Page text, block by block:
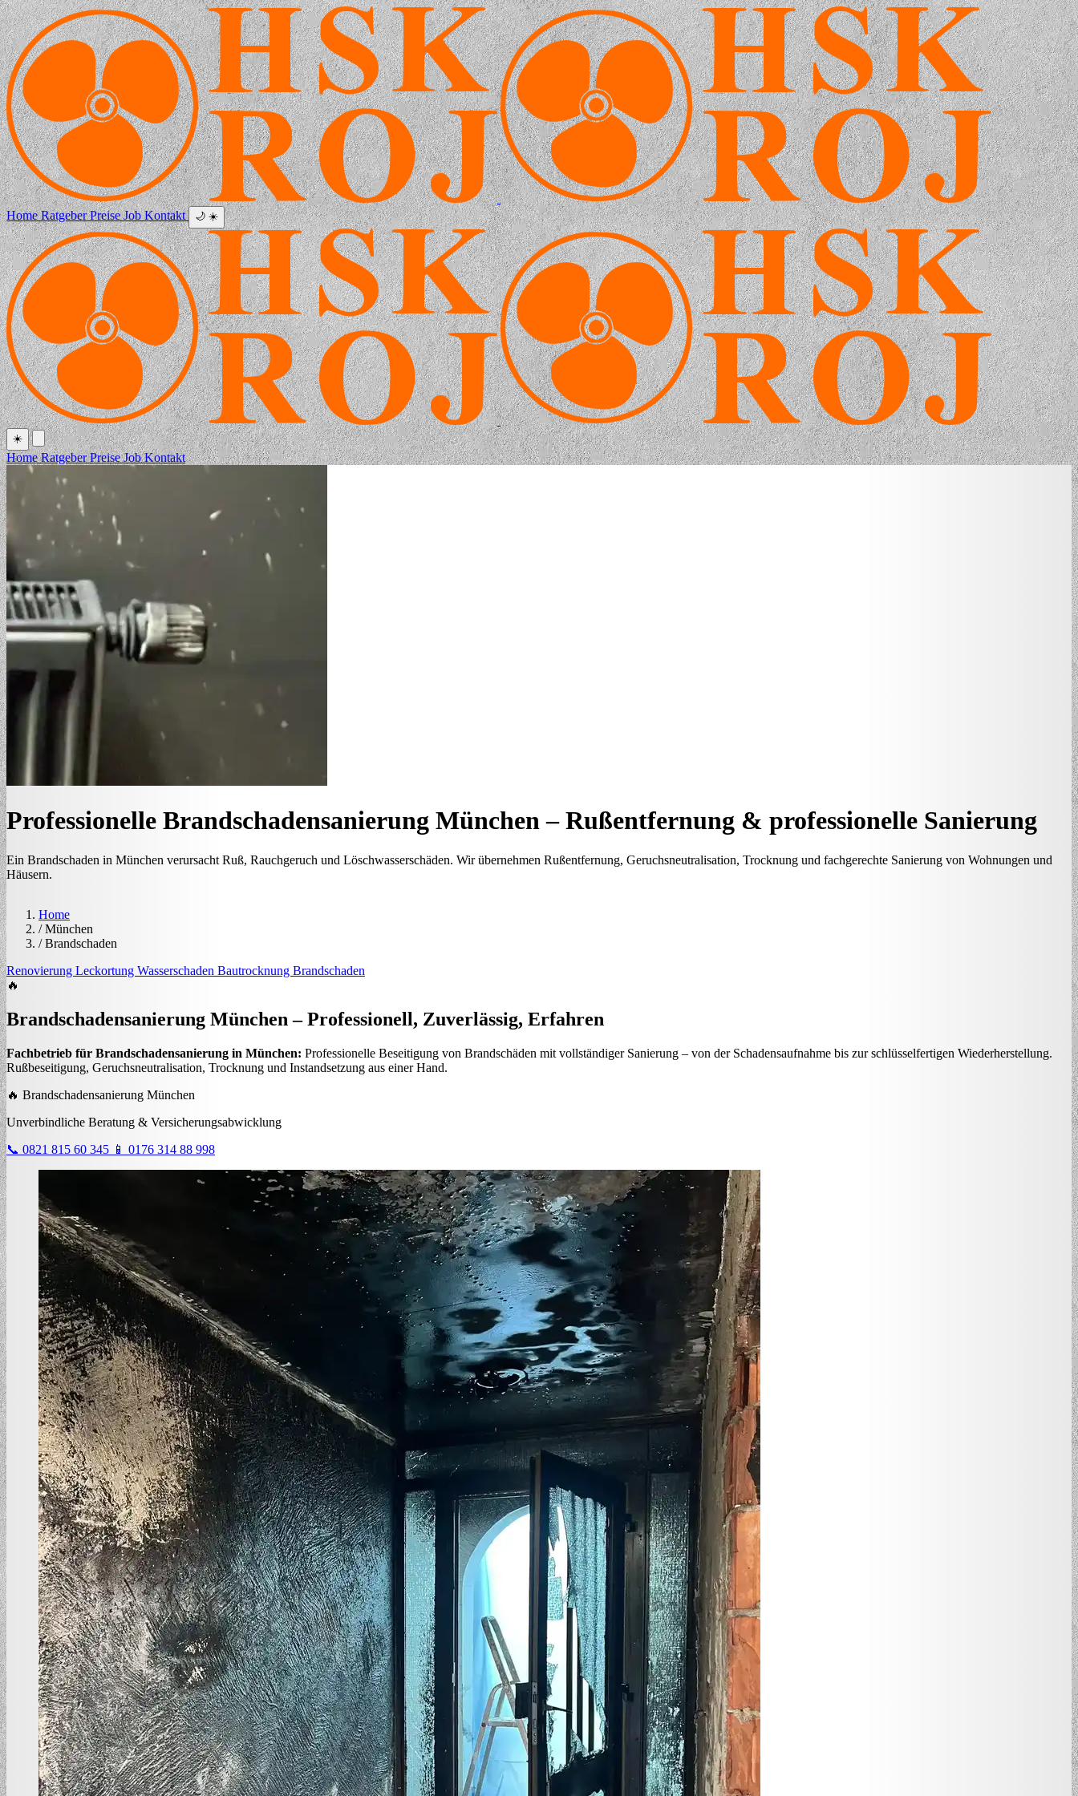
HomeRatgeberPreiseJobKontakt 🌙 ☀️
☀️
HomeRatgeberPreiseJobKontakt
Professionelle Brandschadensanierung München – Rußentfernung & professionelle Sanierung
Ein Brandschaden in München verursacht Ruß, Rauchgeruch und Löschwasserschäden. Wir übernehmen Rußentfernung, Geruchsneutralisation, Trocknung und fachgerechte Sanierung von Wohnungen und
Häusern.
Home
/ München
/ Brandschaden
Renovierung Leckortung Wasserschaden Bautrocknung Brandschaden
🔥
Brandschadensanierung München – Professionell, Zuverlässig, Erfahren
Fachbetrieb für Brandschadensanierung in München: Professionelle Beseitigung von Brandschäden mit vollständiger Sanierung – von der Schadensaufnahme bis zur schlüsselfertigen Wiederherstellung.
Rußbeseitigung, Geruchsneutralisation, Trocknung und Instandsetzung aus einer Hand.
🔥 Brandschadensanierung München
Unverbindliche Beratung & Versicherungsabwicklung
📞 0821 815 60 345 📱 0176 314 88 998